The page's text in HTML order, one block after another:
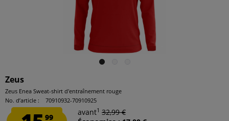
Zeus
Zeus Enea Sweat-shirt d'entraînement rouge
No. d’article :
70910932-70910925
99
avant1 32,99 €